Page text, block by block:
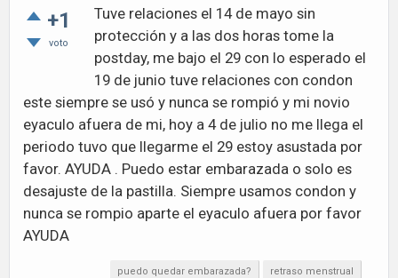
+1
voto
Tuve relaciones el 14 de mayo sin
protección y a las dos horas tome la
postday, me bajo el 29 con lo esperado el
19 de junio tuve relaciones con condon
este siempre se usó y nunca se rompió y mi novio
eyaculo afuera de mi, hoy a 4 de julio no me llega el
periodo tuvo que llegarme el 29 estoy asustada por
favor. AYUDA . Puedo estar embarazada o solo es
desajuste de la pastilla. Siempre usamos condon y
nunca se rompio aparte el eyaculo afuera por favor
AYUDA
puedo quedar embarazada? retraso menstrual